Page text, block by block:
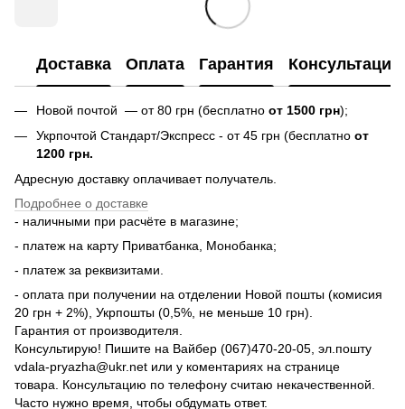
Доставка Оплата Гарантия Консультация
Новой почтой — от 80 грн (бесплатно от 1500 грн);
Укрпочтой Стандарт/Экспресс - от 45 грн (бесплатно от
1200 грн.
Адресную доставку оплачивает получатель.
Подробнее о доставке
- наличными при расчёте в магазине;
- платеж на карту Приватбанка, Монобанка;
- платеж за реквизитами.
- оплата при получении на отделении Новой пошты (комисия
20 грн + 2%), Укрпошты (0,5%, не меньше 10 грн).
Гарантия от производителя.
Консультирую! Пишите на Вайбер (067)470-20-05, эл.пошту
vdala-pryazha@ukr.net или у коментариях на странице
товара. Консультацию по телефону считаю некачественной.
Часто нужно время, чтобы обдумать ответ.